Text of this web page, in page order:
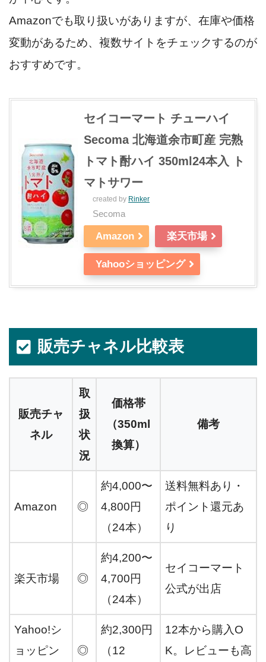
Amazonでも取り扱いがありますが、在庫や価格
変動があるため、複数サイトをチェックするのが
おすすめです。
セイコーマート チューハイ
Secoma 北海道余市町産 完熟
トマト酎ハイ 350ml24本入 ト
マトサワー
created by Rinker
Secoma
Amazon 楽天市場
Yahooショッピング
販売チャネル比較表
販売チャ
ネル
取
扱
状
況
価格帯
（350ml
換算）
備考
Amazon ◎
約4,000〜
4,800円
（24本）
送料無料あり・
ポイント還元あ
り
楽天市場 ◎
約4,200〜
4,700円
（24本）
セイコーマート
公式が出店
Yahoo!シ
ョッピン
◎
約2,300円
（12
12本から購入O
K。レビューも高